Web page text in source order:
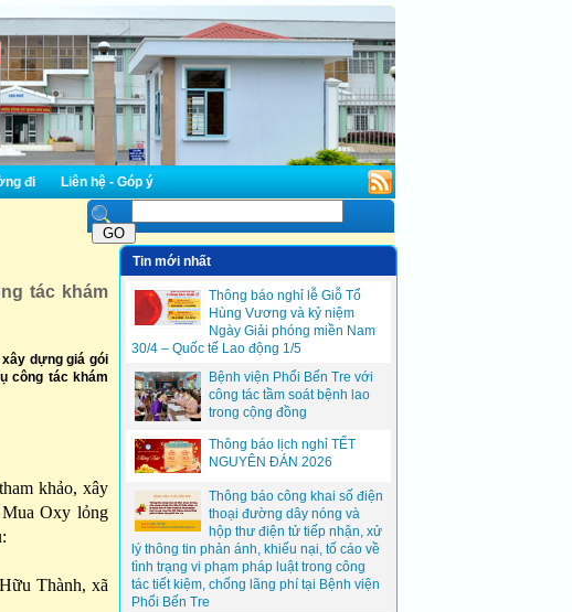
đi Liên hệ - Góp ý
tác khám
xây dựng giá gói
công tác khám
khảo, xây
Oxy lỏng
Thành, xã
Tin mới nhất
Thông báo nghỉ lễ Giỗ Tổ
Hùng Vương và kỷ niệm
Ngày Giải phóng miền Nam
30/4 – Quốc tế Lao động 1/5
Bệnh viện Phổi Bến Tre với
công tác tầm soát bệnh lao
trong cộng đồng
Thông báo lịch nghỉ TẾT
NGUYÊN ĐÁN 2026
Thông báo công khai số điện
thoại đường dây nóng và
hộp thư điện tử tiếp nhận, xử
lý thông tin phản ánh, khiếu nại, tố cáo về
tình trạng vi phạm pháp luật trong công
tác tiết kiệm, chống lãng phí tại Bệnh viện
Phổi Bến Tre